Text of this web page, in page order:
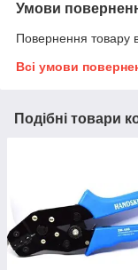
Умови
Повернення товару
Всі умови
Подібні товари